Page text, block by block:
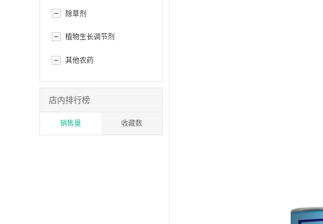
除草剂
植物生长调节剂
其他农药
店内排行榜
销售量 收藏数